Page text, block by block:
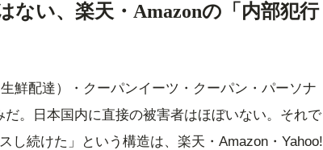
ない、楽天・Amazonの「内部犯行
鮮配達）・クーパンイーツ・クーパン・パーソナ
。日本国内に直接の被害者はほぼいない。それで
し続けた」という構造は、楽天・Amazon・Yahoo!